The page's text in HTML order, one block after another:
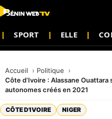
SPORT ELLE
Accueil
Politique
Côte d’Ivoire : Alassane
autonomes créés en 2021
CÔTE D'IVOIRE NIGER